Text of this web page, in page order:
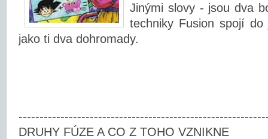
Jinými slovy - jsou dva
techniky Fusion spojí
jako ti dva dohromady.
DRUHY FÚZE A CO Z TOHO VZNIKNE